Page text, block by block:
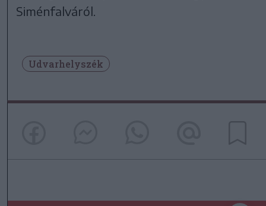
Siménfalváról.
Udvarhelyszék